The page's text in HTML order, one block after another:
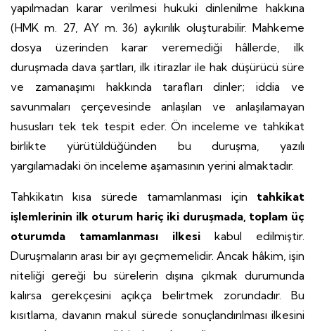
yapılmadan karar verilmesi hukuki dinlenilme hakkına
(HMK m. 27, AY m. 36) aykırılık oluşturabilir. Mahkeme
dosya üzerinden karar veremediği hâllerde, ilk
duruşmada dava şartları, ilk itirazlar ile hak düşürücü süre
ve zamanaşımı hakkında tarafları dinler; iddia ve
savunmaları çerçevesinde anlaşılan ve anlaşılamayan
hususları tek tek tespit eder. Ön inceleme ve tahkikat
birlikte yürütüldüğünden bu duruşma, yazılı
yargılamadaki ön inceleme aşamasının yerini almaktadır.
Tahkikatın kısa sürede tamamlanması için tahkikat
işlemlerinin ilk oturum hariç iki duruşmada, toplam üç
oturumda tamamlanması ilkesi kabul edilmiştir.
Duruşmaların arası bir ayı geçmemelidir. Ancak hâkim, işin
niteliği gereği bu sürelerin dışına çıkmak durumunda
kalırsa gerekçesini açıkça belirtmek zorundadır. Bu
kısıtlama, davanın makul sürede sonuçlandırılması ilkesini